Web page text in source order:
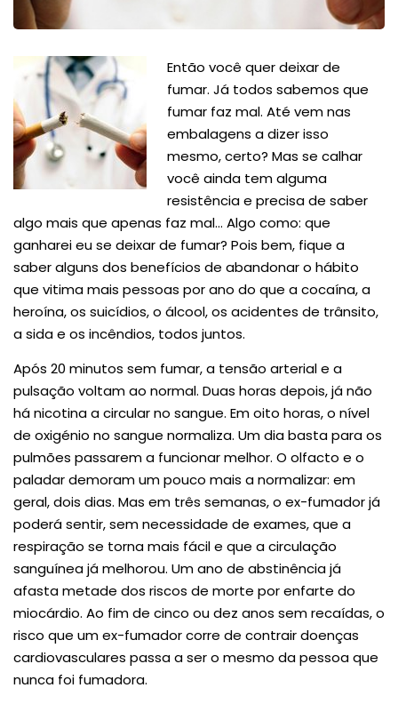
Então você quer deixar de
fumar. Já todos sabemos que
fumar faz mal. Até vem nas
embalagens a dizer isso
mesmo, certo? Mas se calhar
você ainda tem alguma
resistência e precisa de saber
algo mais que apenas faz mal… Algo como: que
ganharei eu se deixar de fumar? Pois bem, fique a
saber alguns dos benefícios de abandonar o hábito
que vitima mais pessoas por ano do que a cocaína, a
heroína, os suicídios, o álcool, os acidentes de trânsito,
a sida e os incêndios, todos juntos.
Após 20 minutos sem fumar, a tensão arterial e a
pulsação voltam ao normal. Duas horas depois, já não
há nicotina a circular no sangue. Em oito horas, o nível
de oxigénio no sangue normaliza. Um dia basta para os
pulmões passarem a funcionar melhor. O olfacto e o
paladar demoram um pouco mais a normalizar: em
geral, dois dias. Mas em três semanas, o ex-fumador já
poderá sentir, sem necessidade de exames, que a
respiração se torna mais fácil e que a circulação
sanguínea já melhorou. Um ano de abstinência já
afasta metade dos riscos de morte por enfarte do
miocárdio. Ao fim de cinco ou dez anos sem recaídas, o
risco que um ex-fumador corre de contrair doenças
cardiovasculares passa a ser o mesmo da pessoa que
nunca foi fumadora.